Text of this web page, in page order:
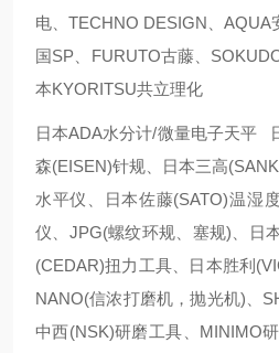
电、TECHNO DESIGN、AQUA
国SP、FURUTO古藤、
本KYORITSU共立理化
日本ADA水分计/微量电子天平
森(EISEN)针规、日本三高
水平仪、日本佐藤(SATO)温湿
仪、JPG(螺纹环规、塞规)、日
(CEDAR)扭力工具、日本胜利
NANO(信浓打磨机，抛光机)、
中西(NSK)研磨工具、MINIMO